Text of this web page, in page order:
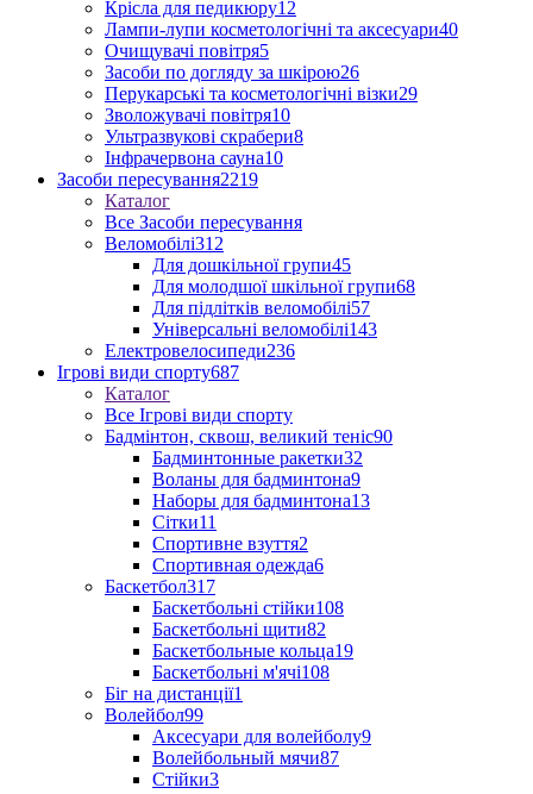
Крісла для педикюру12
Лампи-лупи косметологічні та аксесуари40
Очищувачі повітря5
Засоби по догляду за шкірою26
Перукарські та косметологічні візки29
Зволожувачі повітря10
Ультразвукові скрабери8
Інфрачервона сауна10
Засоби пересування2219
Каталог
Все Засоби пересування
Веломобілі312
Для дошкільної групи45
Для молодшої шкільної групи68
Для підлітків веломобілі57
Універсальні веломобілі143
Електровелосипеди236
Ігрові види спорту687
Каталог
Все Ігрові види спорту
Бадмінтон, сквош, великий теніс90
Бадминтонные ракетки32
Воланы для бадминтона9
Наборы для бадминтона13
Сітки11
Спортивне взуття2
Спортивная одежда6
Баскетбол317
Баскетбольні стійки108
Баскетбольні щити82
Баскетбольные кольца19
Баскетбольні м'ячі108
Біг на дистанції1
Волейбол99
Аксесуари для волейболу9
Волейбольный мячи87
Стійки3